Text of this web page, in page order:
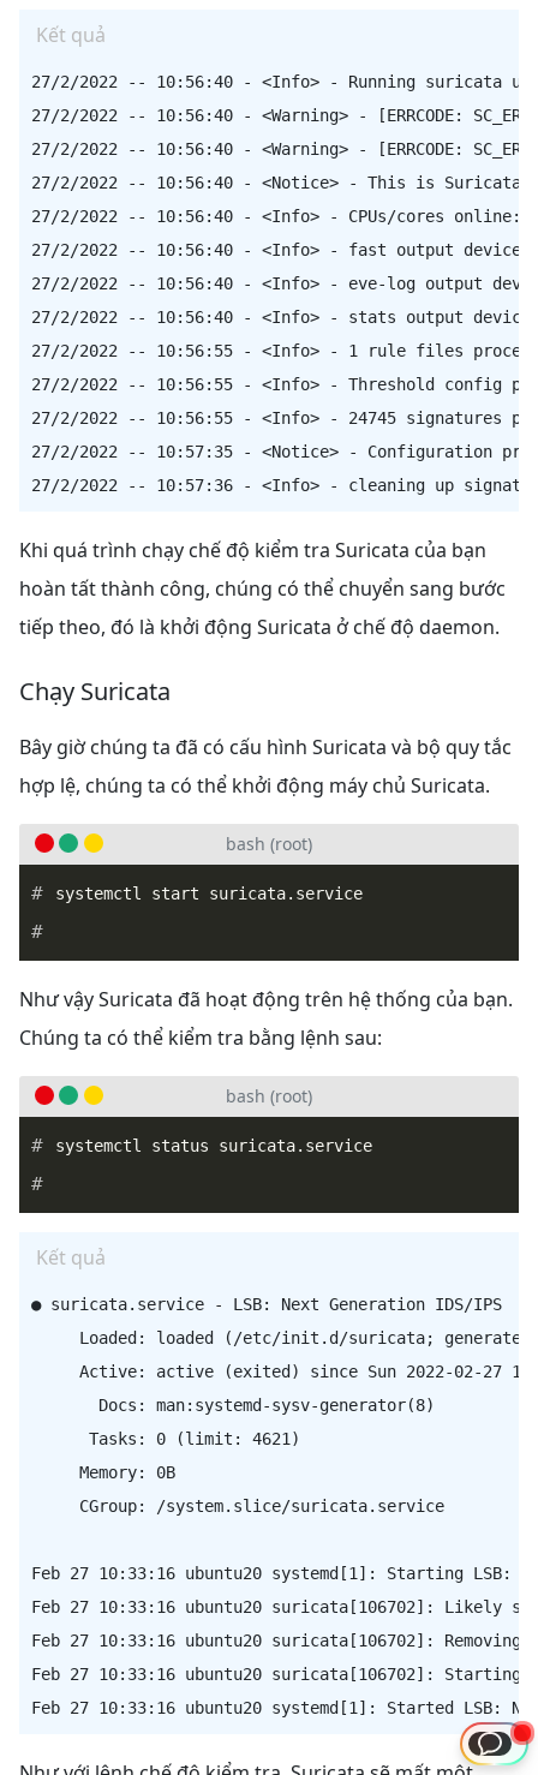
Kết quả
27/2/2022 -- 10:56:40 - <Info> - Running suricata
27/2/2022 -- 10:56:40 - <Warning> - [ERRCODE:
27/2/2022 -- 10:56:40 - <Warning> - [ERRCODE:
27/2/2022 -- 10:56:40 - <Notice> - This is Suricata
27/2/2022 -- 10:56:40 - <Info> - CPUs/cores online:
27/2/2022 -- 10:56:40 - <Info> - fast output
27/2/2022 -- 10:56:40 - <Info> - eve-log output
27/2/2022 -- 10:56:40 - <Info> - stats output
27/2/2022 -- 10:56:55 - <Info> - 1 rule files
27/2/2022 -- 10:56:55 - <Info> - Threshold config
27/2/2022 -- 10:56:55 - <Info> - 24745 signatures
27/2/2022 -- 10:57:35 - <Notice> - Configuration
Khi quá trình chạy chế độ kiểm tra Suricata của bạn
hoàn tất thành công, chúng có thể chuyển sang bước
tiếp theo, đó là khởi động Suricata ở chế độ daemon.
Chạy Suricata
Bây giờ chúng ta đã có cấu hình Suricata và bộ quy tắc
hợp lệ, chúng ta có thể khởi động máy chủ Suricata.
bash (root)
Như vậy Suricata đã hoạt động trên hệ thống của bạn.
Chúng ta có thể kiểm tra bằng lệnh sau:
bash (root)
Kết quả
● suricata.service - LSB: Next Generation IDS/IPS
Loaded: loaded (/etc/init.d/suricata;
Active: active (exited) since Sun 2022-02-27
       Docs: man:systemd-sysv-generator(8)
      Tasks: 0 (limit: 4621)
     Memory: 0B
     CGroup: /system.slice/suricata.service
Feb 27 10:33:16 ubuntu20 systemd[1]: Starting LSB:
Feb 27 10:33:16 ubuntu20 suricata[106702]:
Feb 27 10:33:16 ubuntu20 suricata[106702]:
Feb 27 10:33:16 ubuntu20 suricata[106702]: